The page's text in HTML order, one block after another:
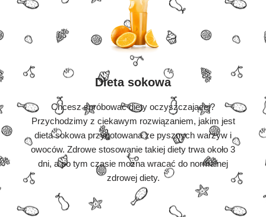
Dieta sokowa
Chcesz spróbować diety oczyszczającej?
Przychodzimy z ciekawym rozwiązaniem, jakim jest
dieta sokowa przygotowana ze pysznych warzyw i
owoców. Zdrowe stosowanie takiej diety trwa około 3
dni, a po tym czasie można wracać do normalnej
zdrowej diety.